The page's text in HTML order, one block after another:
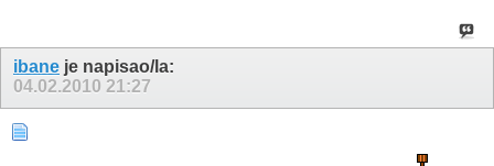
ibane je napisao/la:
04.02.2010 21:27